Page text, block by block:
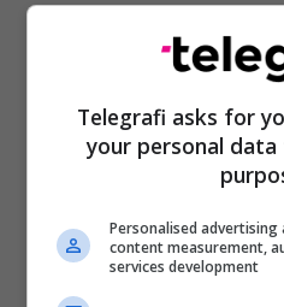
Telegrafi asks for
your personal
Personalised
content measurement,
services development